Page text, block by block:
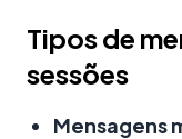
Tipos de
sessões
Mensagens